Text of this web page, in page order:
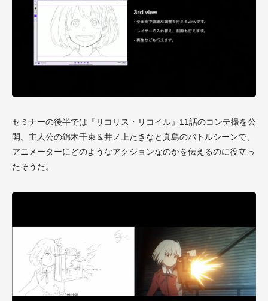
セミナーの後半では『リコリス・リコイル』11話のコンテ撮を公
開。主人公の錦木千束＆井ノ上たきなと真島のバトルシーンで、
アニメーターにどのようなアクションなのかを伝えるのに役立っ
たそうだ。